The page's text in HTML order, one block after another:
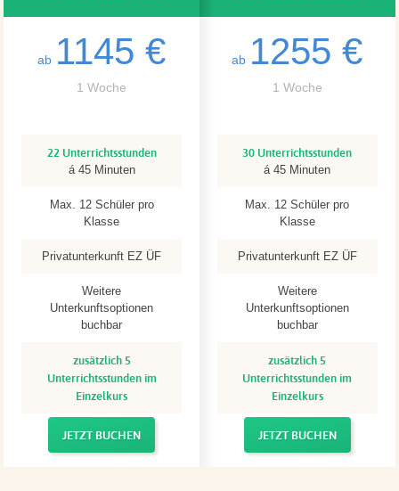
ab 1145 €
1 Woche
22 Unterrichtsstunden
á 45 Minuten
Max. 12 Schüler pro
Klasse
Privatunterkunft EZ ÜF
Weitere
Unterkunftsoptionen
buchbar
zusätzlich 5
Unterrichtsstunden im
Einzelkurs
JETZT BUCHEN
ab 1255 €
1 Woche
30 Unterrichtsstunden
á 45 Minuten
Max. 12 Schüler pro
Klasse
Privatunterkunft EZ ÜF
Weitere
Unterkunftsoptionen
buchbar
zusätzlich 5
Unterrichtsstunden im
Einzelkurs
JETZT BUCHEN